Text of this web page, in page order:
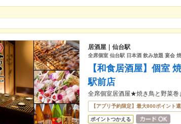
居酒屋｜仙台駅
全席個室 仙台駅 日本酒 飲み放題 宴会
【和食居酒屋】個室
駅前店
全席個室居酒屋★焼き鳥と野菜巻
【アプリ予約限定】最大800ポイント
ポイントつかえる